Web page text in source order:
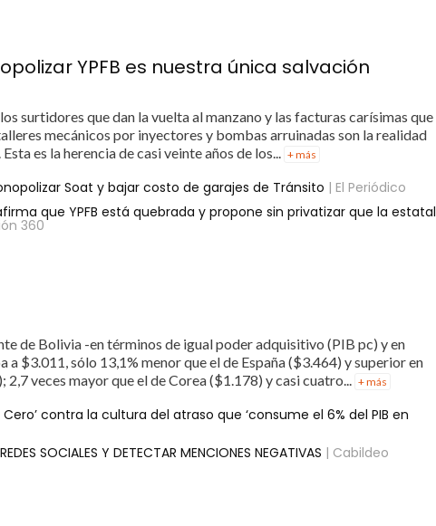
YPFB es nuestra única salvación
surtidores que dan la vuelta al manzano y las facturas carísimas que
mecánicos por inyectores y bombas arruinadas son la realidad
es la herencia de casi veinte años de los... + más
Soat y bajar costo de garajes de Tránsito | El Periódico
que YPFB está quebrada y propone sin privatizar que la estatal
360
de Bolivia -en términos de igual poder adquisitivo (PIB pc) y en
a $3.011, sólo 13,1% menor que el de España ($3.464) y superior en
2,7 veces mayor que el de Corea ($1.178) y casi cuatro... + más
Cero’ contra la cultura del atraso que ‘consume el 6% del PIB en
SOCIALES Y DETECTAR MENCIONES NEGATIVAS | Cabildeo